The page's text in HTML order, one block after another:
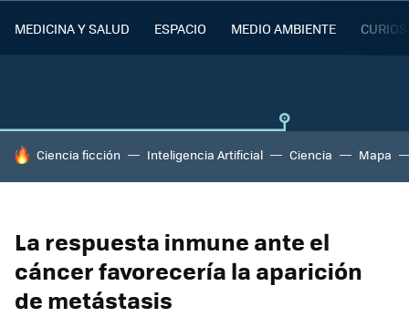
MEDICINA Y SALUD ESPACIO MEDIO AMBIENTE
HOY SE HABLA DE
Ciencia ficción Inteligencia Artificial Ciencia Mapa
La respuesta inmune ante el
cáncer favorecería la aparición
de metástasis